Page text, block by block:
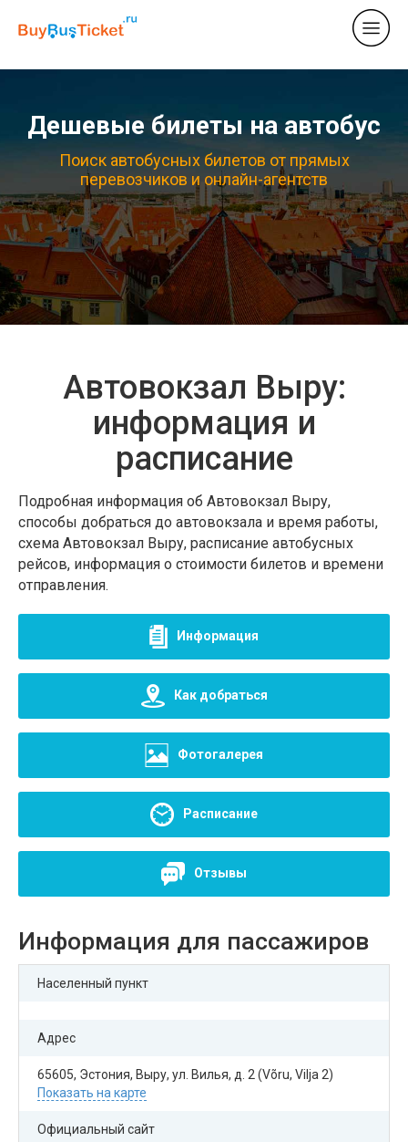
Дешевые билеты на автобус
Поиск автобусных билетов от прямых
перевозчиков и онлайн-агентств
Автовокзал Выру:
информация и
расписание
Подробная информация об Автовокзал Выру,
способы добраться до автовокзала и время работы,
схема Автовокзал Выру, расписание автобусных
рейсов, информация о стоимости билетов и времени
отправления.
Информация
Как добраться
Фотогалерея
Расписание
Отзывы
Информация для пассажиров
Населенный пункт
Адрес
65605, Эстония, Выру, ул. Вилья, д. 2 (Võru, Vilja 2)
Показать на карте
Официальный сайт